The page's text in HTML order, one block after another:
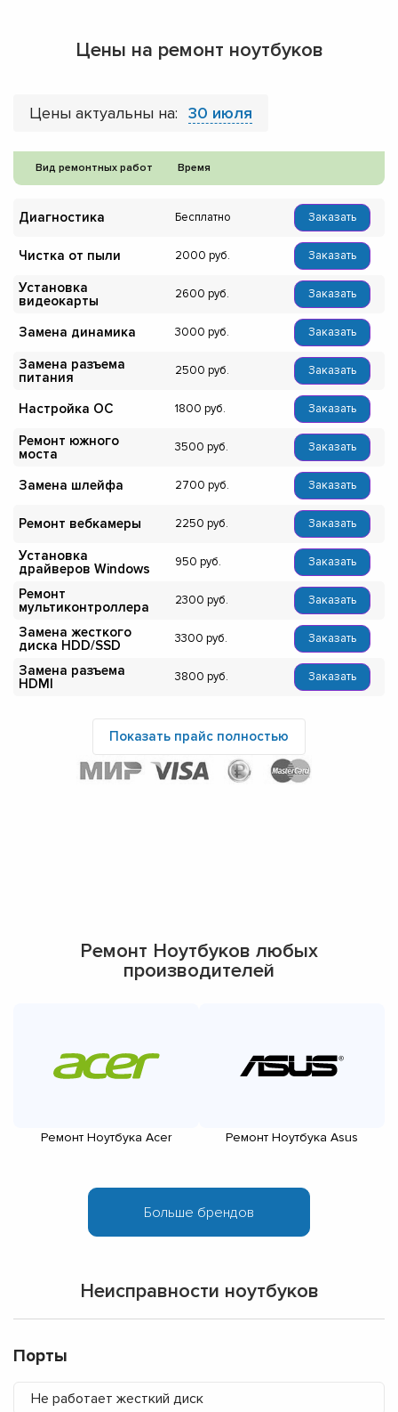
Цены на ремонт ноутбуков
Цены актуальны на: 30 июля
Вид ремонтных работ Время
Диагностика Бесплатно Заказать
Чистка от пыли 2000 Заказать
Установка
видеокарты
2600 Заказать
Замена динамика 3000 Заказать
Замена разъема
питания
2500 Заказать
Настройка ОС 1800 Заказать
Ремонт южного
моста
3500 Заказать
Замена шлейфа 2700 Заказать
Ремонт вебкамеры 2250 Заказать
Установка
драйверов Windows
950 Заказать
Ремонт
мультиконтроллера
2300 Заказать
Замена жесткого
диска HDD/SSD
3300 Заказать
Замена разъема
HDMI
3800 Заказать
Показать прайс полностью
Ремонт Ноутбуков любых
производителей
Ремонт Ноутбука Acer Ремонт Ноутбука Asus
Неисправности ноутбуков
Порты
Не работает жесткий диск